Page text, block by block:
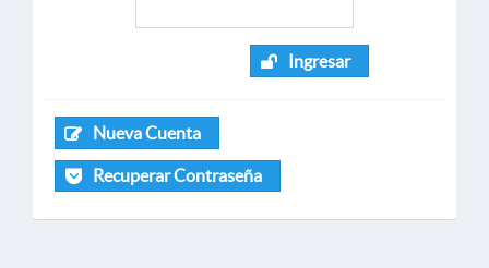
Ingresar
Nueva Cuenta
Recuperar Contraseña